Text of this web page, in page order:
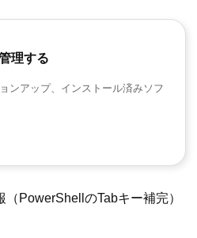
理する
ンアップ、インストール済みソフ
PowerShellのTabキー補完）